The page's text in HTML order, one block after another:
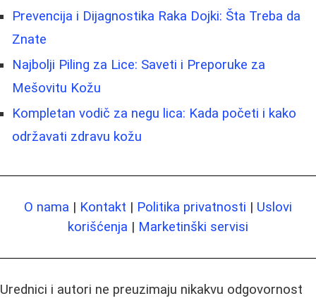
Prevencija i Dijagnostika Raka Dojki: Šta Treba da
Znate
Najbolji Piling za Lice: Saveti i Preporuke za
Mešovitu Kožu
Kompletan vodič za negu lica: Kada početi i kako
održavati zdravu kožu
O nama | Kontakt | Politika privatnosti | Uslovi
korišćenja | Marketinški servisi
Urednici i autori ne preuzimaju nikakvu odgovornost